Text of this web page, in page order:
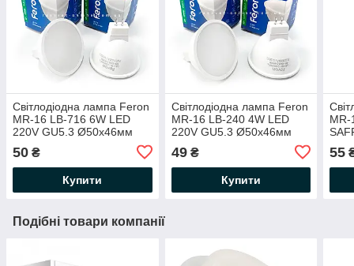
Світлодіодна лампа Feron
MR-16 LB-716 6W LED
220V GU5.3 Ø50х46мм
матова 500Lm
50 ₴
Купити
Світлодіодна лампа Feron
MR-16 LB-240 4W LED
220V GU5.3 Ø50х46мм
матова 320Lm
49₴
Купити
MR-
55
Подібні товари компанії